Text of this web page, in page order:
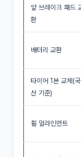
앞 브레이크 패드
환
배터리 교환
타이어 1본 교체(국
산 기준)
휠 얼라인먼트